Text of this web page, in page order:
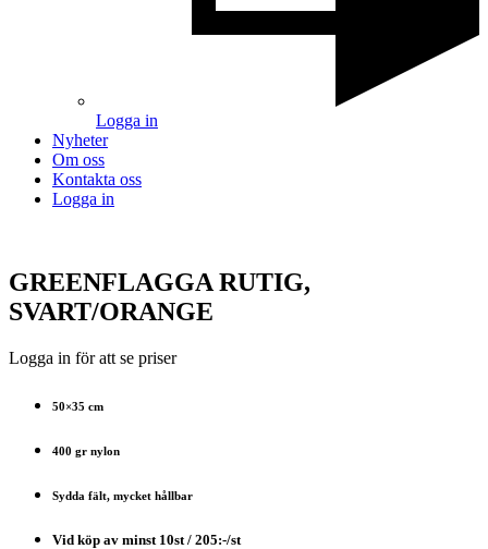
Logga in
Nyheter
Om oss
Kontakta oss
Logga in
GREENFLAGGA RUTIG,
SVART/ORANGE
Logga in för att se priser
50×35 cm
400 gr nylon
Sydda fält, mycket hållbar
Vid köp av minst 10st / 205:-/st